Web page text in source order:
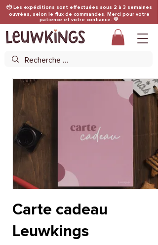
📦 Les expéditions sont effectuées sous 2 à 3 semaines
ouvrées, selon le flux de commandes. Merci pour votre
patience et votre confiance. 💛
Carte cadeau
Leuwkings